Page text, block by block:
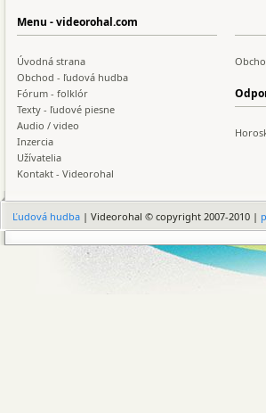
Menu - videorohal.com
Úvodná strana
Obchod - ľudová hudba
Fórum - folklór
Texty - ľudové piesne
Audio / video
Inzercia
Užívatelia
Kontakt - Videorohal
Ľudová hudba | Videorohal © copyright 2007-2010 |